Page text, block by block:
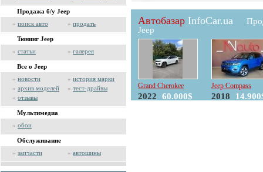
Продажа б/у Jeep
» поиск авто » продать
Тюнинг Jeep
» статьи » галерея
Все о Jeep
» новости » история марки
» архив моделей » тест-драйвы
» отзывы
Мультимедиа
» обои
Обслуживание
» запчасти » автошины
Автобазар InfoCar.ua
Jeep
Grand Cherokee
2022 60.000$
Jeep Compass
2018